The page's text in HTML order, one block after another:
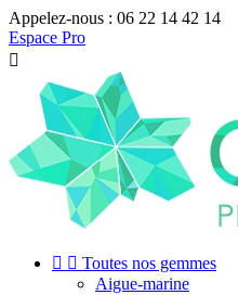
Appelez-nous : 06 22 14 42 14
Espace Pro

  Toutes nos gemmes
Aigue-marine